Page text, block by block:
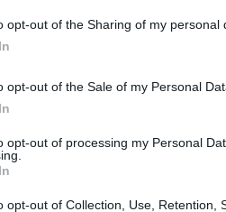
opt-out of the Sharing of my personal
opt-out of the Sale of my Personal
opt-out of processing my Personal
opt-out of Collection, Use, Retention,
ahol alapvető elvárás a
szolgáló munka.
portfolio.hu hírarchívumához